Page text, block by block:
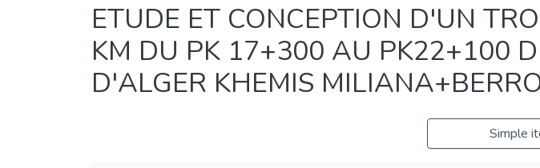
ETUDE ET CONCEPTION D'UN
KM DU PK 17+300 AU PK22+100
D'ALGER KHEMIS
Simple